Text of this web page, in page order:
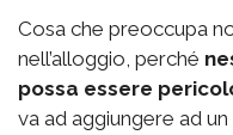
Cosa che preoccupa
nell’alloggio, perché
possa essere
va ad aggiungere ad